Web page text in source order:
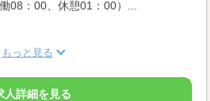
08：00、休憩01：00）...
もっと見る
人詳細を見る